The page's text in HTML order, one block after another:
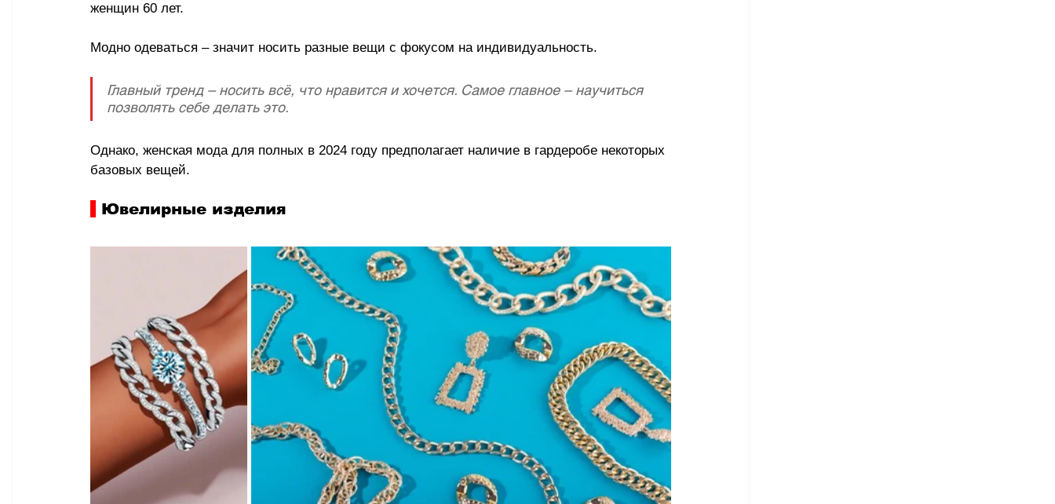
женщин 60 лет.
Модно одеваться – значит носить разные вещи с фокусом на индивидуальность.
Главный тренд – носить всё, что нравится и хочется. Самое главное – научиться
позволять себе делать это.
Однако, женская мода для полных в 2024 году предполагает наличие в гардеробе некоторых
базовых вещей.
Ювелирные изделия